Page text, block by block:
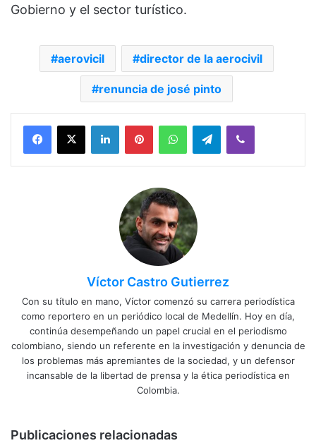
Gobierno y el sector turístico.
aerovicil director de la aerocivil
renuncia de josé pinto
Facebook
X LinkedInPinterestWhatsAppTelegramViber
Víctor Castro Gutierrez
Con su título en mano, Víctor comenzó su carrera periodística
como reportero en un periódico local de Medellín. Hoy en día,
continúa desempeñando un papel crucial en el periodismo
colombiano, siendo un referente en la investigación y denuncia de
los problemas más apremiantes de la sociedad, y un defensor
incansable de la libertad de prensa y la ética periodística en
Colombia.
Publicaciones relacionadas